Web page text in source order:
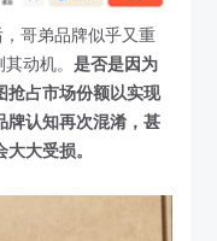
，哥弟品牌似乎又重
其动机。是否是因为
抢占市场份额以实现
牌认知再次混淆，甚
大受损。